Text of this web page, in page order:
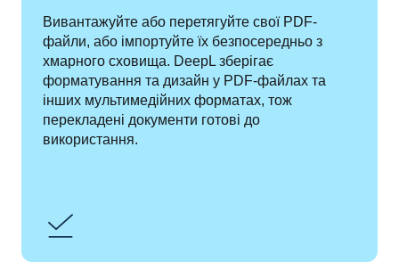
Вивантажуйте або перетягуйте свої PDF-
файли, або імпортуйте їх безпосередньо з
хмарного сховища. DeepL зберігає
форматування та дизайн у PDF-файлах та
інших мультимедійних форматах, тож
перекладені документи готові до
використання.